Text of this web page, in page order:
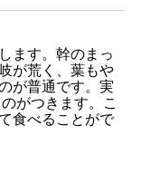
ます。幹のまっ
が荒く、葉もや
が普通です。実
がつきます。こ
食べることがで